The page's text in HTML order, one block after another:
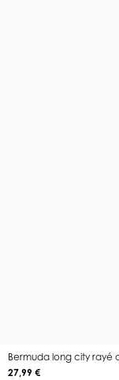
Bermuda long city rayé
27,99 €